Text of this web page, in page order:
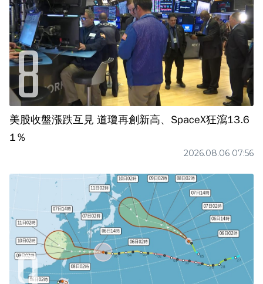
美股收盤漲跌互見 道瓊再創新高、SpaceX狂瀉13.6
1％
2026.08.06 07:56